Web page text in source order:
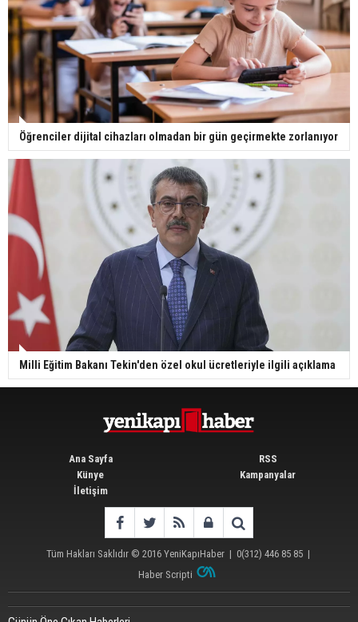
Öğrenciler dijital cihazları olmadan bir gün geçirmekte zorlanıyor
Milli Eğitim Bakanı Tekin'den özel okul ücretleriyle ilgili açıklama
Ana Sayfa
Künye
İletişim
RSS
Kampanyalar
Tüm Hakları Saklıdır © 2016 YeniKapıHaber| 0(312) 446 85 85|
Haber Scripti